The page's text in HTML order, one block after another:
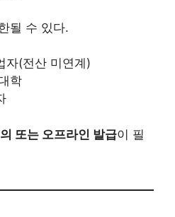
될 수 있다.
자(전산 미연계)
학
또는 오프라인 발급이 필